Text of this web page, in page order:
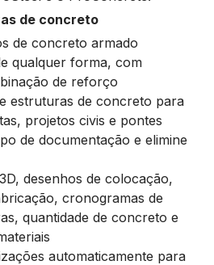
de concreto
de concreto armado
qualquer forma, com
de reforço
estruturas de concreto para
projetos civis e pontes
de documentação e elimine
desenhos de colocação,
cronogramas de
quantidade de concreto e
automaticamente para